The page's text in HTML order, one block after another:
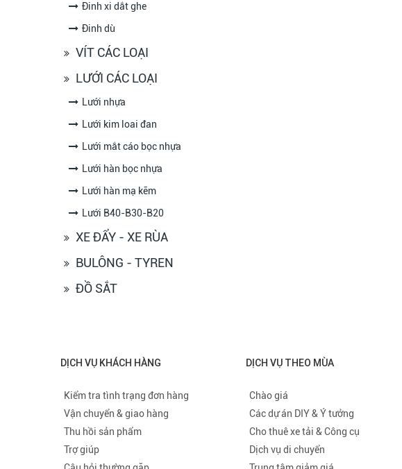
Đinh xi dắt ghe
Đinh dù
VÍT CÁC LOẠI
LƯỚI CÁC LOẠI
Lưới nhựa
Lưới kim loai đan
Lưới mắt cáo bọc nhựa
Lưới hàn bọc nhựa
Lưới hàn mạ kẽm
Lưới B40-B30-B20
XE ĐẨY - XE RÙA
BULÔNG - TYREN
ĐỒ SẮT
DỊCH VỤ KHÁCH HÀNG
Kiểm tra tình trạng đơn hàng
Vận chuyển & giao hàng
Thu hồi sản phẩm
Trợ giúp
DỊCH VỤ THEO MÙA
Chào giá
Các dự án DIY & Ý tưởng
Cho thuê xe tải & Công cụ
Dịch vụ di chuyển